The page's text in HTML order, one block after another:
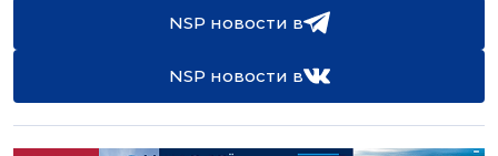
NSP новости в
NSP новости в